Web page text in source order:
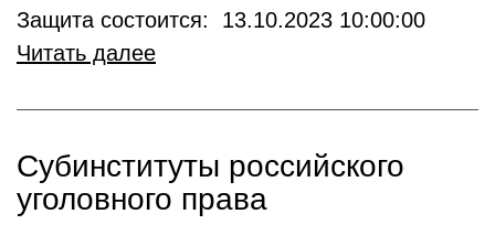
Защита состоится: 13.10.2023 10:00:00
Читать далее
Субинституты российского
уголовного права